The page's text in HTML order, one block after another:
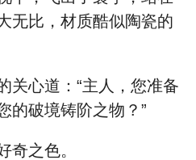
无比，材质酷似陶瓷的
关心道：“主人，您准备
的破境铸阶之物？”
奇之色。